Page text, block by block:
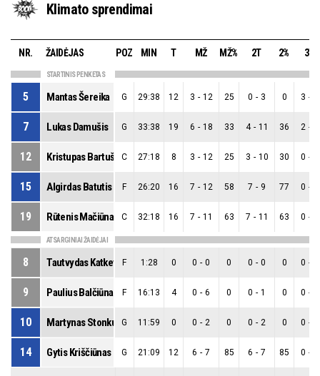
Klimato sprendimai
NR. ŽAIDĖJAS POZ MIN T MŽ MŽ% 2T 2% 3T
STARTINIS PENKETAS
5 Mantas Šereika G 29:38 12 3 - 12 25 0 - 3 0 3 -
7 Lukas Damušis G 33:38 19 6 - 18 33 4 - 11 36 2 -
12 Kristupas BartuškaC 27:18 8 3 - 12 25 3 - 10 30 0 -
15 Algirdas Batutis F 26:20 16 7 - 12 58 7 - 9 77 0 -
19 Rūtenis Mačiūnas C 32:18 16 7 - 11 63 7 - 11 63 0 -
ATSARGINIAI ŽAIDĖJAI
8 F 1:28 0 0 - 0 0 0 - 0 0 0 -
9 Paulius Balčiūnas F 16:13 4 0 - 6 0 0 - 1 0 0 -
10 Martynas Stonkus G 11:59 0 0 - 2 0 0 - 2 0 0 -
14 Gytis Kriščiūnas G 21:09 12 6 - 7 85 6 - 7 85 0 -